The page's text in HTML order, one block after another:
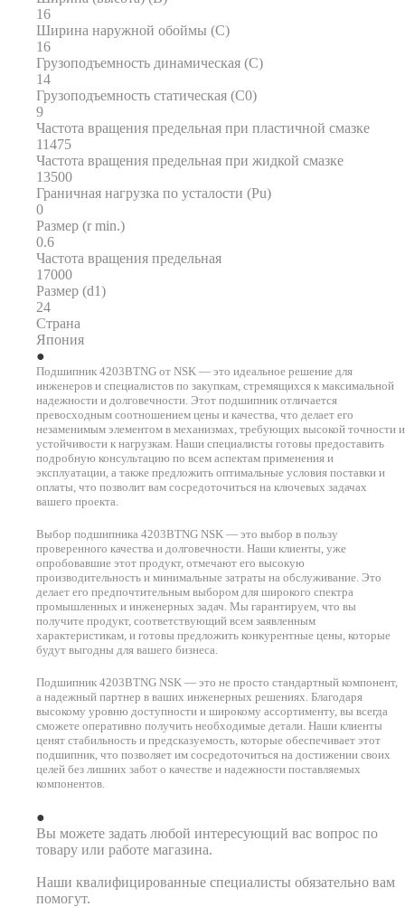
16
Ширина наружной обоймы (C)
16
Грузоподъемность динамическая (C)
14
Грузоподъемность статическая (C0)
9
Частота вращения предельная при пластичной смазке
11475
Частота вращения предельная при жидкой смазке
13500
Граничная нагрузка по усталости (Pu)
0
Размер (r min.)
0.6
Частота вращения предельная
17000
Размер (d1)
24
Страна
Япония
Подшипник 4203BTNG от NSK — это идеальное решение для
инженеров и специалистов по закупкам, стремящихся к максимальной
надежности и долговечности. Этот подшипник отличается
превосходным соотношением цены и качества, что делает его
незаменимым элементом в механизмах, требующих высокой точности и
устойчивости к нагрузкам. Наши специалисты готовы предоставить
подробную консультацию по всем аспектам применения и
эксплуатации, а также предложить оптимальные условия поставки и
оплаты, что позволит вам сосредоточиться на ключевых задачах
вашего проекта.
Выбор подшипника 4203BTNG NSK — это выбор в пользу
проверенного качества и долговечности. Наши клиенты, уже
опробовавшие этот продукт, отмечают его высокую
производительность и минимальные затраты на обслуживание. Это
делает его предпочтительным выбором для широкого спектра
промышленных и инженерных задач. Мы гарантируем, что вы
получите продукт, соответствующий всем заявленным
характеристикам, и готовы предложить конкурентные цены, которые
будут выгодны для вашего бизнеса.
Подшипник 4203BTNG NSK — это не просто стандартный компонент,
а надежный партнер в ваших инженерных решениях. Благодаря
высокому уровню доступности и широкому ассортименту, вы всегда
сможете оперативно получить необходимые детали. Наши клиенты
ценят стабильность и предсказуемость, которые обеспечивает этот
подшипник, что позволяет им сосредоточиться на достижении своих
целей без лишних забот о качестве и надежности поставляемых
компонентов.
Вы можете задать любой интересующий вас вопрос по
товару или работе магазина.
Наши квалифицированные специалисты обязательно вам
помогут.